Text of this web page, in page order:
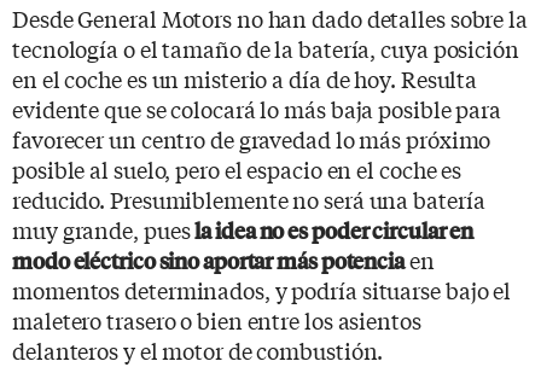
Desde General Motors no han dado detalles sobre la
tecnología o el tamaño de la batería, cuya posición
en el coche es un misterio a día de hoy. Resulta
evidente que se colocará lo más baja posible para
favorecer un centro de gravedad lo más próximo
posible al suelo, pero el espacio en el coche es
reducido. Presumiblemente no será una batería
muy grande, puesla idea no es poder circular en
modo eléctrico sino aportar más potenciaen
momentos determinados, y podría situarse bajo el
maletero trasero o bien entre los asientos
delanteros y el motor de combustión.